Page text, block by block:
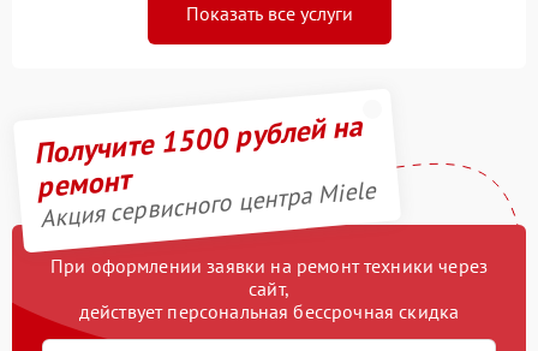
Показать все услуги
Получите 1500 рублей на
ремонт
Акция сервисного центра Miele
При оформлении заявки на ремонт техники через
сайт,
действует персональная бессрочная скидка